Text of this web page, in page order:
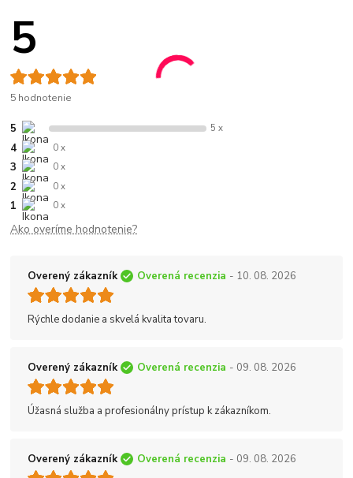
5
5 hodnotenie
5 5 x
4 0 x
3 0 x
2 0 x
1 0 x
Ako overíme hodnotenie?
Overený zákazník Overená recenzia - 10. 08. 2026
Rýchle dodanie a skvelá kvalita tovaru.
Overený zákazník Overená recenzia - 09. 08. 2026
Úžasná služba a profesionálny prístup k zákazníkom.
Overený zákazník Overená recenzia - 09. 08. 2026